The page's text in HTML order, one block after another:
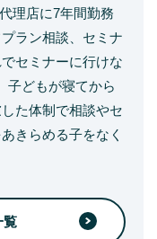
理店に7年間勤務
ラン相談、セミナ
セミナーに行けな
子どもが寝てから
た体制で相談やセ
きらめる子をなく
覧